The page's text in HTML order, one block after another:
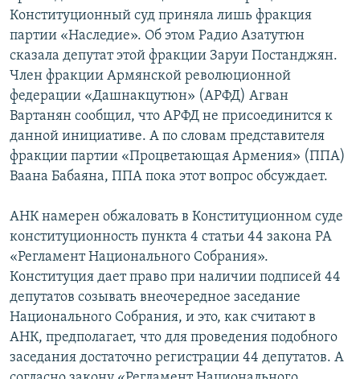
Конституционный суд приняла лишь фракция
партии «Наследие». Об этом Радио Азатутюн
сказала депутат этой фракции Заруи Постанджян.
Член фракции Армянской революционной
федерации «Дашнакцутюн» (АРФД) Агван
Вартанян сообщил, что АРФД не присоединится к
данной инициативе. А по словам представителя
фракции партии «Процветающая Армения» (ППА)
Ваана Бабаяна, ППА пока этот вопрос обсуждает.
АНК намерен обжаловать в Конституционном суде
конституционность пункта 4 статьи 44 закона РА
«Регламент Национального Собрания».
Конституция дает право при наличии подписей 44
депутатов созывать внеочередное заседание
Национального Собрания, и это, как считают в
АНК, предполагает, что для проведения подобного
заседания достаточно регистрации 44 депутатов. А